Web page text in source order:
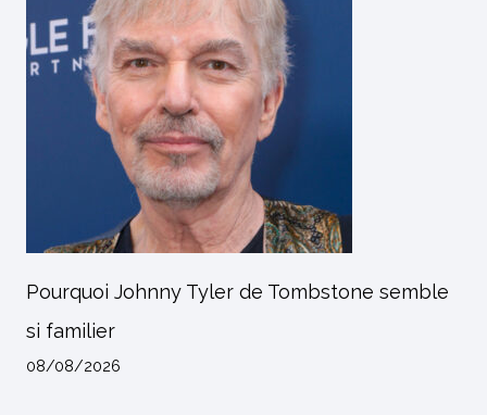
Pourquoi Johnny Tyler de Tombstone semble
si familier
08/08/2026